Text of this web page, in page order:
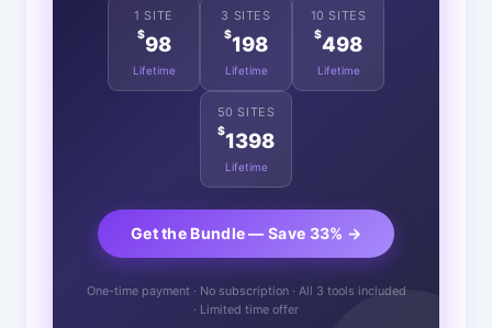
1 SITE
$98
Lifetime
3 SITES
$198
Lifetime
10 SITES
$498
Lifetime
50 SITES
$1398
Lifetime
Get the Bundle — Save 33% →
One-time payment · No subscription · All 3 tools included
· Limited time offer